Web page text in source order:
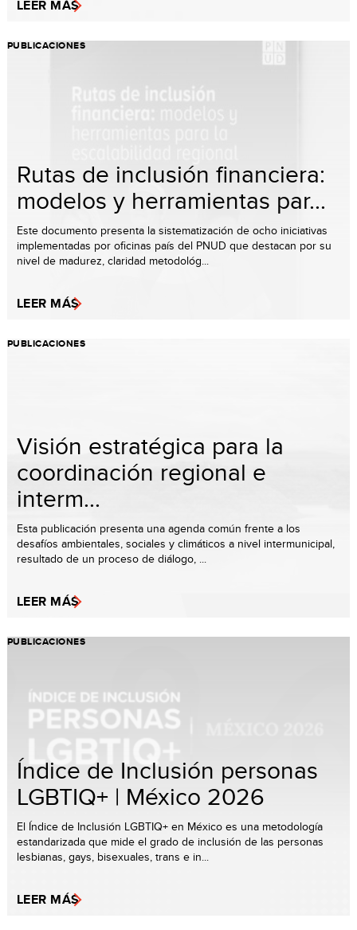
LEER MÁS
PUBLICACIONES
Rutas de inclusión financiera:
modelos y herramientas par...
Este documento presenta la sistematización de ocho iniciativas
implementadas por oficinas país del PNUD que destacan por su
nivel de madurez, claridad metodológ...
LEER MÁS
PUBLICACIONES
Visión estratégica para la
coordinación regional e
interm...
Esta publicación presenta una agenda común frente a los
desafíos ambientales, sociales y climáticos a nivel intermunicipal,
resultado de un proceso de diálogo, ...
LEER MÁS
PUBLICACIONES
Índice de Inclusión personas
LGBTIQ+ | México 2026
El Índice de Inclusión LGBTIQ+ en México es una metodología
estandarizada que mide el grado de inclusión de las personas
lesbianas, gays, bisexuales, trans e in...
LEER MÁS